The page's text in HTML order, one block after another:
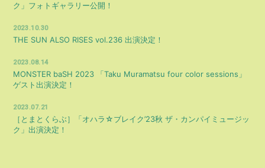
ク」フォトギャラリー公開！
2023.10.30
THE SUN ALSO RISES vol.236 出演決定！
2023.08.14
MONSTER baSH 2023 「Taku Muramatsu four color sessions」
ゲスト出演決定！
2023.07.21
［とまとくらぶ］「オハラ☆ブレイク’23秋 ザ・カンパイミュージッ
ク」出演決定！